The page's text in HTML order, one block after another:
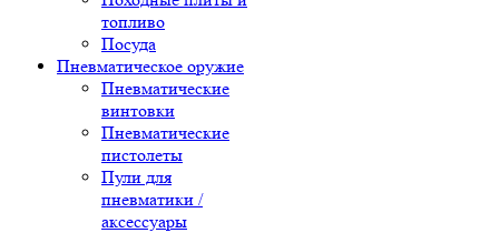
топливо
Посуда
Пневматическое оружие
Пневматические
винтовки
Пневматические
пистолеты
Пули для
пневматики /
аксессуары